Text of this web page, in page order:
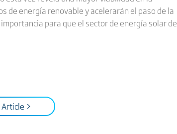
de energía renovable y acelerarán el paso de la
para que el sector de energía solar de
>